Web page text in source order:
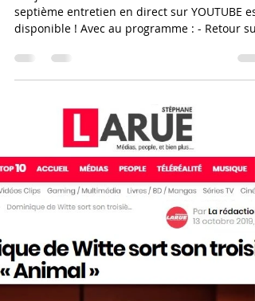
- #17
Bonjour à tous ! Le REPLAY de mon dix-
septième entretien en direct sur YOUTUBE est